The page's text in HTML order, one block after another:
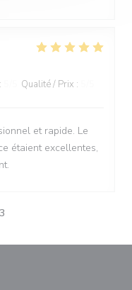
: Qualité / Prix :
et rapide. Le
étaient excellentes,
3